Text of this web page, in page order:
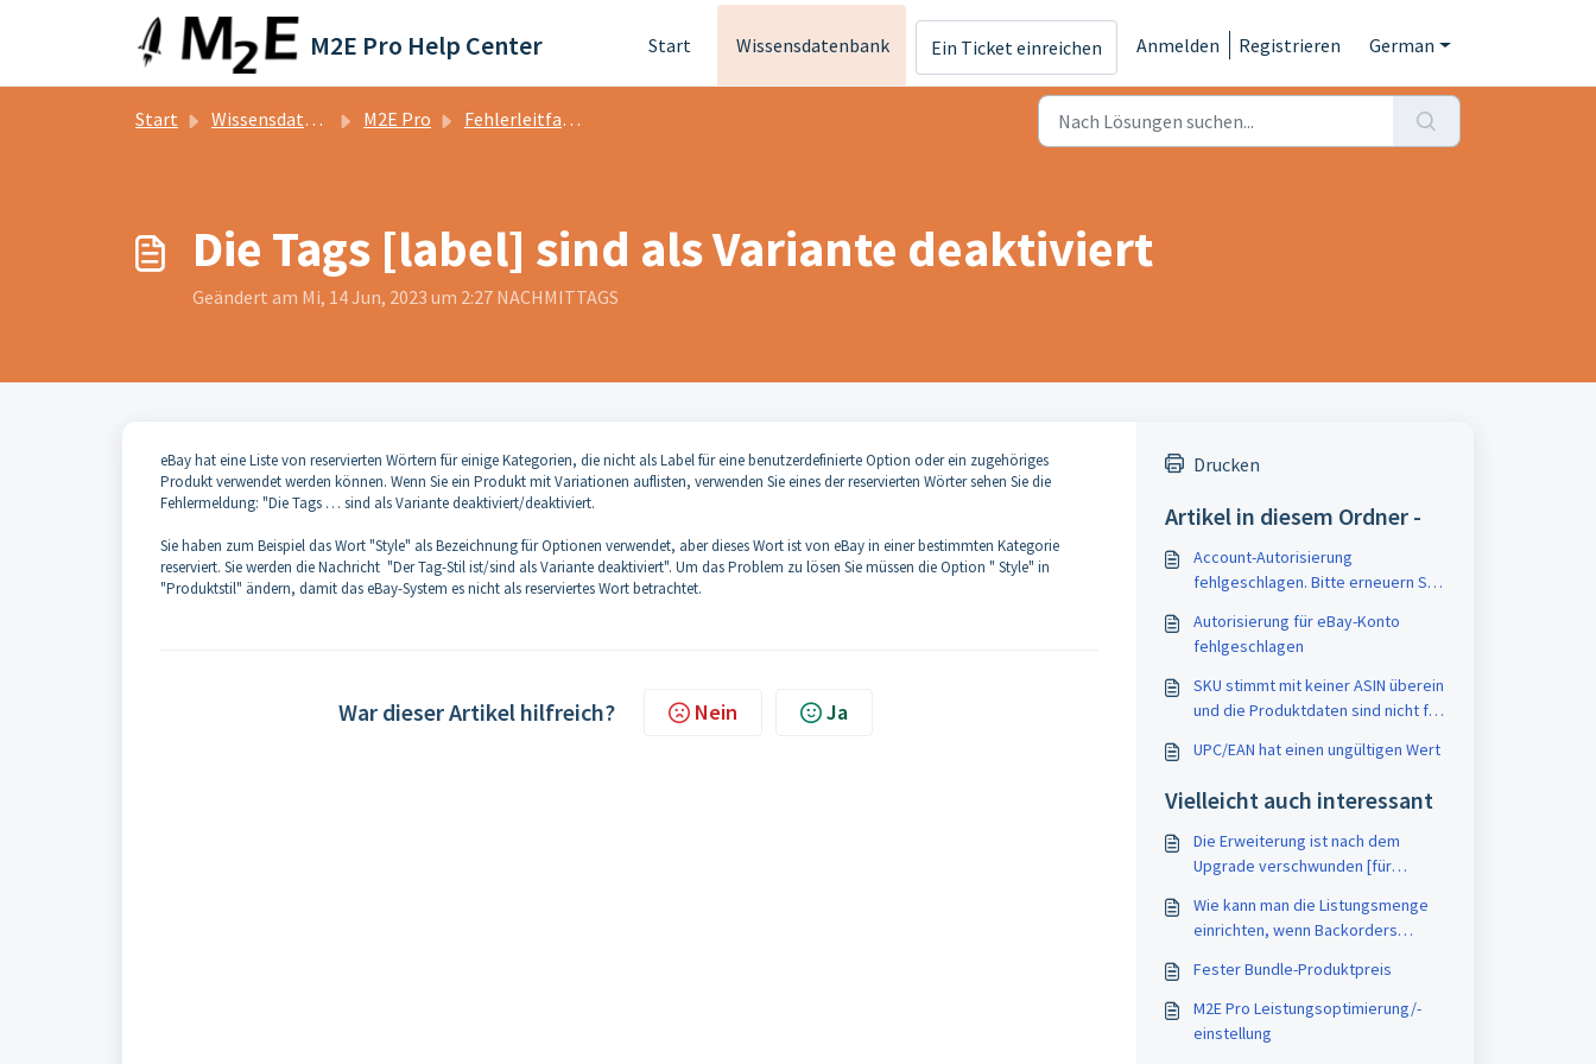
Zum hauptsächlichen Inhalt gehen
M2E Pro Help Center Start Wissensdatenbank Ein Ticket einreichen Anmelden Registrieren German
Start Wissensdatenbank M2E Pro Fehlerleitfaden
Die Tags [label] sind als Variante deaktiviert
Geändert am Mi, 14 Jun, 2023 um 2:27 NACHMITTAGS
eBay hat eine Liste von reservierten Wörtern für einige Kategorien, die nicht als Label für eine benutzerdefinierte Option oder ein zugehöriges
Produkt verwendet werden können. Wenn Sie ein Produkt mit Variationen auflisten, verwenden Sie eines der reservierten Wörter sehen Sie die
Fehlermeldung: "Die Tags … sind als Variante deaktiviert/deaktiviert.
Sie haben zum Beispiel das Wort "Style" als Bezeichnung für Optionen verwendet, aber dieses Wort ist von eBay in einer bestimmten Kategorie
reserviert. Sie werden die Nachricht "Der Tag-Stil ist/sind als Variante deaktiviert". Um das Problem zu lösen Sie müssen die Option " Style" in
"Produktstil" ändern, damit das eBay-System es nicht als reserviertes Wort betrachtet.
War dieser Artikel hilfreich? Nein Ja
Drucken
Artikel in diesem Ordner -
Account-Autorisierung
fehlgeschlagen. Bitte erneuern Sie
Anweisungen
Autorisierung für eBay-Konto
fehlgeschlagen
SKU stimmt mit keiner ASIN überein
und die Produktdaten sind nicht für
UPC/EAN hat einen ungültigen Wert
Vielleicht auch interessant
Die Erweiterung ist nach dem
Upgrade verschwunden [für
Wie kann man die Listungsmenge
einrichten, wenn Backorders
verwalten für Magento Produkt
deaktiviert ist
Fester Bundle-Produktpreis
M2E Pro Leistungsoptimierung/-
einstellung